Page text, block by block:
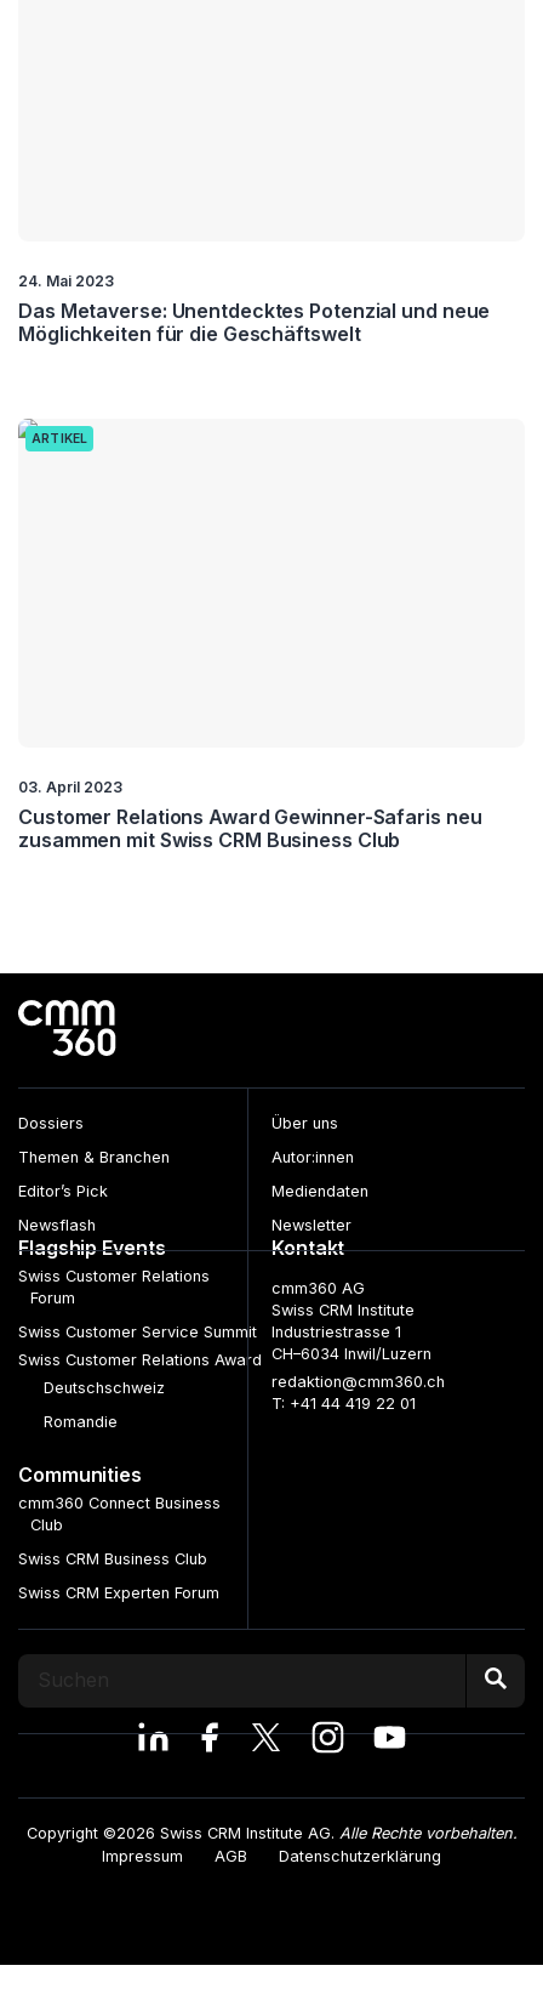
24. Mai 2023
Das Metaverse: Unentdecktes Potenzial und neue
Möglichkeiten für die Geschäftswelt
ARTIKEL
03. April 2023
Customer Relations Award Gewinner-Safaris neu
zusammen mit Swiss CRM Business Club
Dossiers
Themen & Branchen
Editor’s Pick
Newsflash
Über uns
Autor:innen
Mediendaten
Newsletter
Flagship Events
Swiss Customer Relations
Forum
Swiss Customer Service Summit
Swiss Customer Relations Award
Deutschschweiz
Romandie
Communities
cmm360 Connect Business
Club
Swiss CRM Business Club
Swiss CRM Experten Forum
Kontakt
cmm360 AG
Swiss CRM Institute
Industriestrasse 1
CH–6034 Inwil/Luzern
redaktion@cmm360.ch
T: +41 44 419 22 01
Copyright ©2026 Swiss CRM Institute AG. Alle Rechte vorbehalten.
Impressum
AGB Datenschutzerklärung